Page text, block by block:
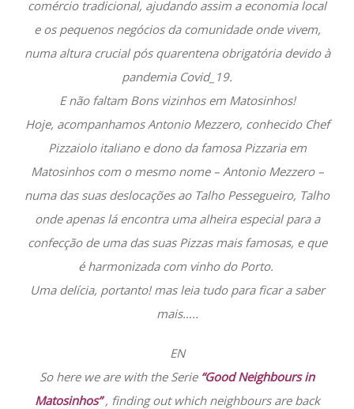
comércio tradicional, ajudando assim a economia local
e os pequenos negócios da comunidade onde vivem,
numa altura crucial pós quarentena obrigatória devido à
pandemia Covid_19.
E não faltam Bons vizinhos em Matosinhos!
Hoje, acompanhamos Antonio Mezzero, conhecido Chef
Pizzaiolo italiano e dono da famosa Pizzaria em
Matosinhos com o mesmo nome – Antonio Mezzero –
numa das suas deslocações ao Talho Pessegueiro, Talho
onde apenas lá encontra uma alheira especial para a
confecção de uma das suas Pizzas mais famosas, e que
é harmonizada com vinho do Porto.
Uma delícia, portanto! mas leia tudo para ficar a saber
mais…..
EN
So here we are with the Serie “Good Neighbours in
Matosinhos”, finding out which neighbours are back